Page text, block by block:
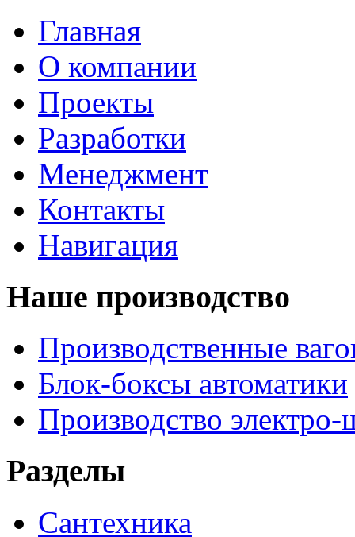
Главная
О компании
Проекты
Разработки
Менеджмент
Контакты
Навигация
Наше производство
Производственные
Блок-боксы автоматики
Производство
Разделы
Сантехника